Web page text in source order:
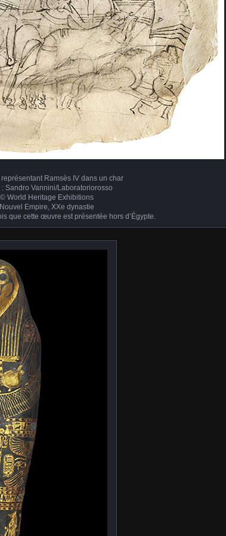
Ramsès IV dans un char
: Sandro Vannini/Laboratoriorosso
© World Heritage Exhibitions
Nouvel Empire, XXe dynastie
que cette œuvre est présentée hors d’Égypte.